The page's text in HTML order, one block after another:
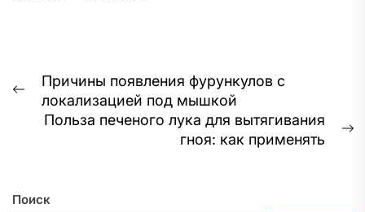
Навигация
записям
Предыдущая
запись:
Причины появления фурункулов с
локализацией под мышкой
Польза печеного лука для вытягивания
гноя: как применять
Поиск